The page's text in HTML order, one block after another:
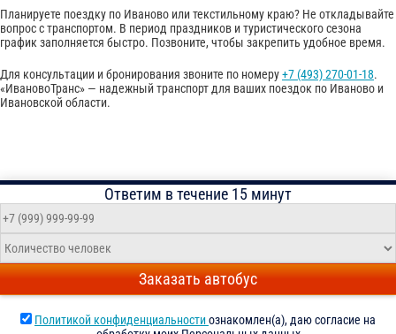
Планируете поездку по Иваново или текстильному краю? Не откладывайте
вопрос с транспортом. В период праздников и туристического сезона
график заполняется быстро. Позвоните, чтобы закрепить удобное время.
Для консультации и бронирования звоните по номеру+7 (493) 270-01-18.
«ИвановоТранс» — надежный транспорт для ваших поездок по Иваново и
Ивановской области.
Ответим в течение 15 минут
Заказать автобус
Политикой конфиденциальностиознакомлен(а), даю согласие на